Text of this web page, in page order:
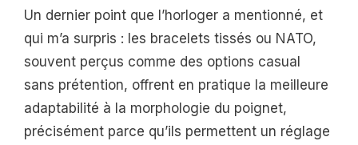
Un dernier point que l’horloger a mentionné, et
qui m’a surpris : les bracelets tissés ou NATO,
souvent perçus comme des options casual
sans prétention, offrent en pratique la meilleure
adaptabilité à la morphologie du poignet,
précisément parce qu’ils permettent un réglage